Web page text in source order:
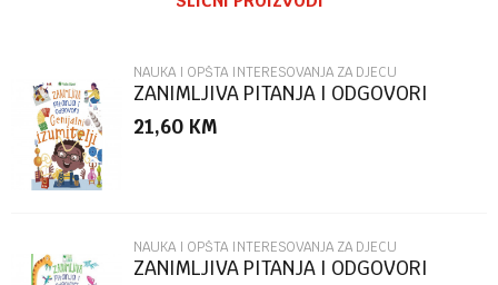
Poruka
NAUKA I OPŠTA INTERESOVANJA ZA DJECU
ZANIMLJIVA PITANJA I ODGOVORI
GENIJALNI IZUMITELJI
21,60 KM
NAUKA I OPŠTA INTERESOVANJA ZA DJECU
ZANIMLJIVA PITANJA I ODGOVORI